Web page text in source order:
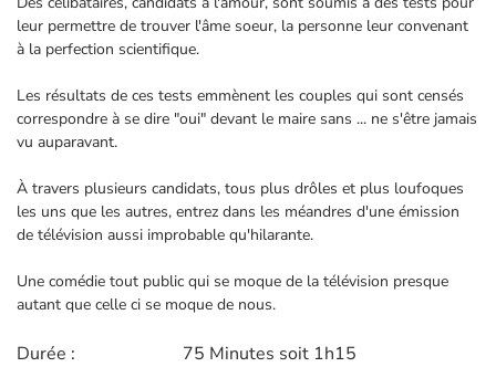
leur permettre de trouver l'âme soeur, la personne leur convenant
à la perfection scientifique.
Les résultats de ces tests emmènent les couples qui sont censés
correspondre à se dire "oui" devant le maire sans ... ne s'être jamais
vu auparavant.
À travers plusieurs candidats, tous plus drôles et plus loufoques
les uns que les autres, entrez dans les méandres d'une émission
de télévision aussi improbable qu'hilarante.
Une comédie tout public qui se moque de la télévision presque
autant que celle ci se moque de nous.
Durée : 75 Minutes soit 1h15